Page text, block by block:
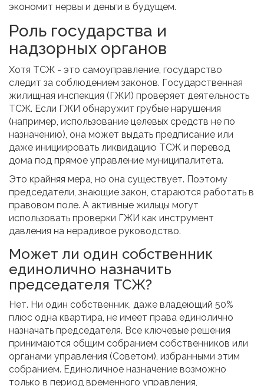
экономит нервы и деньги в будущем.
Роль государства и
надзорных органов
Хотя ТСЖ - это самоуправление, государство
следит за соблюдением законов. Государственная
жилищная инспекция (ГЖИ) проверяет деятельность
ТСЖ. Если ГЖИ обнаружит грубые нарушения
(например, использование целевых средств не по
назначению), она может выдать предписание или
даже инициировать ликвидацию ТСЖ и перевод
дома под прямое управление муниципалитета.
Это крайняя мера, но она существует. Поэтому
председатели, знающие закон, стараются работать в
правовом поле. А активные жильцы могут
использовать проверки ГЖИ как инструмент
давления на нерадивое руководство.
Может ли один собственник
единолично назначить
председателя ТСЖ?
Нет. Ни один собственник, даже владеющий 50%
плюс одна квартира, не имеет права единолично
назначать председателя. Все ключевые решения
принимаются общим собранием собственников или
органами управления (Советом), избранными этим
собранием. Единоличное назначение возможно
только в период временного управления,